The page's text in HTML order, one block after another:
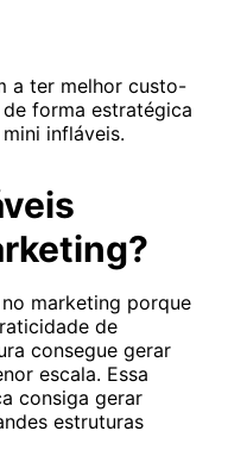
a ter melhor custo-
forma estratégica
infláveis.
marketing porque
de
consegue gerar
escala. Essa
consiga gerar
estruturas